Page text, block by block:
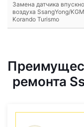
Замена датчика
воздуха SsangYong/KGM
Korando Turismo
ремонта